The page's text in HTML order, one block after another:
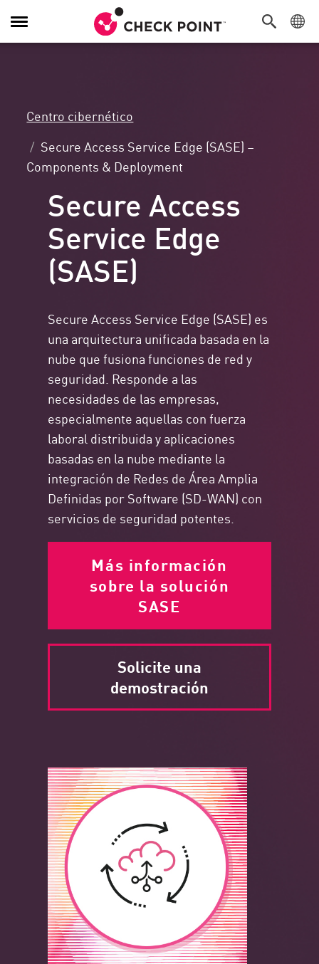
Alternar
navegación
Centro cibernético
Secure Access Service Edge (SASE) –
Components & Deployment
Secure Access
Service Edge
(SASE)
Secure Access Service Edge (SASE) es
una arquitectura unificada basada en la
nube que fusiona funciones de red y
seguridad. Responde a las
necesidades de las empresas,
especialmente aquellas con fuerza
laboral distribuida y aplicaciones
basadas en la nube mediante la
integración de Redes de Área Amplia
Definidas por Software (SD-WAN) con
servicios de seguridad potentes.
Más información
sobre la solución
SASE
Solicite una
demostración